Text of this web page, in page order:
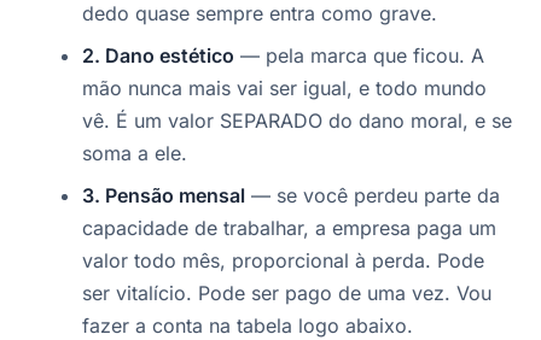
dedo quase sempre entra como grave.
2. Dano estético — pela marca que ficou. A
mão nunca mais vai ser igual, e todo mundo
vê. É um valor SEPARADO do dano moral, e se
soma a ele.
3. Pensão mensal — se você perdeu parte da
capacidade de trabalhar, a empresa paga um
valor todo mês, proporcional à perda. Pode
ser vitalício. Pode ser pago de uma vez. Vou
fazer a conta na tabela logo abaixo.